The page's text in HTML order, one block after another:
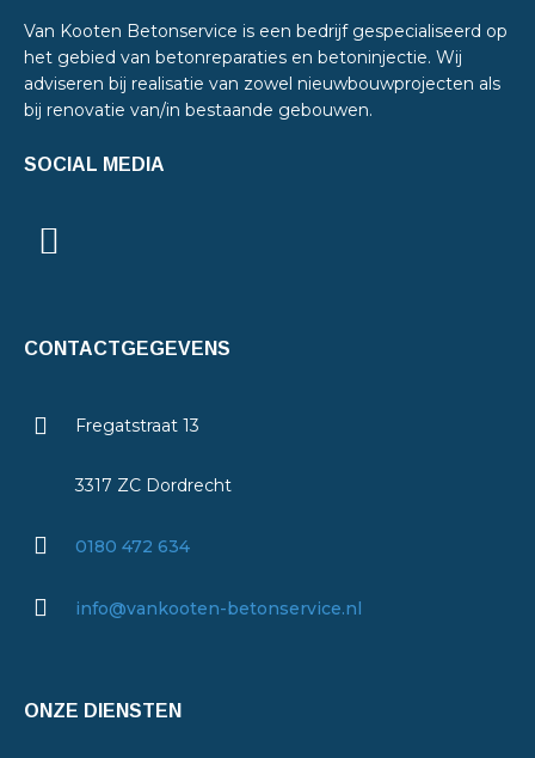
Van Kooten Betonservice is een bedrijf gespecialiseerd op
het gebied van betonreparaties en betoninjectie. Wij
adviseren bij realisatie van zowel nieuwbouwprojecten als
bij renovatie van/in bestaande gebouwen.
SOCIAL MEDIA
CONTACTGEGEVENS
Fregatstraat 13
3317 ZC Dordrecht
0180 472 634
info@vankooten-betonservice.nl
ONZE DIENSTEN